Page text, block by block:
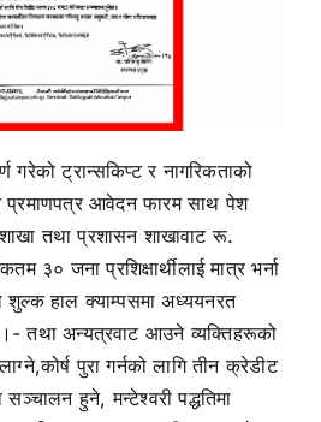
गरेको ट्रान्सकिप्ट र नागरिकताको
प्रमाणपत्र आवेदन फारम साथ पेश
तथा प्रशासन शाखावाट रू.
३० जना प्रशिक्षार्थीलाई मात्र भर्ना
शुल्क हाल क्याम्पसमा अध्ययनरत
तथा अन्यत्रवाट आउने व्यक्तिहरूको
पुरा गर्नको लागि तीन क्रेडीट
हुने, मन्टेश्वरी पद्धतिमा